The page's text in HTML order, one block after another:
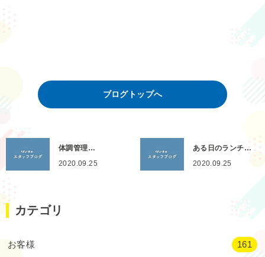
ブログトップへ
体調管理…
2020.09.25
ある日のランチ…
2020.09.25
カテゴリ
お客様 161